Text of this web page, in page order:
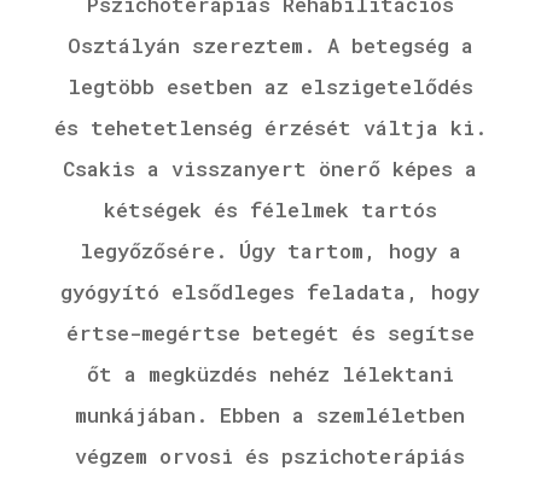
Osztályán szereztem. A betegség a
legtöbb esetben az elszigetelődés
és tehetetlenség érzését váltja ki.
Csakis a visszanyert önerő képes a
kétségek és félelmek tartós
legyőzősére. Úgy tartom, hogy a
gyógyító elsődleges feladata, hogy
értse-megértse betegét és segítse
őt a megküzdés nehéz lélektani
munkájában. Ebben a szemléletben
végzem orvosi és pszichoterápiás